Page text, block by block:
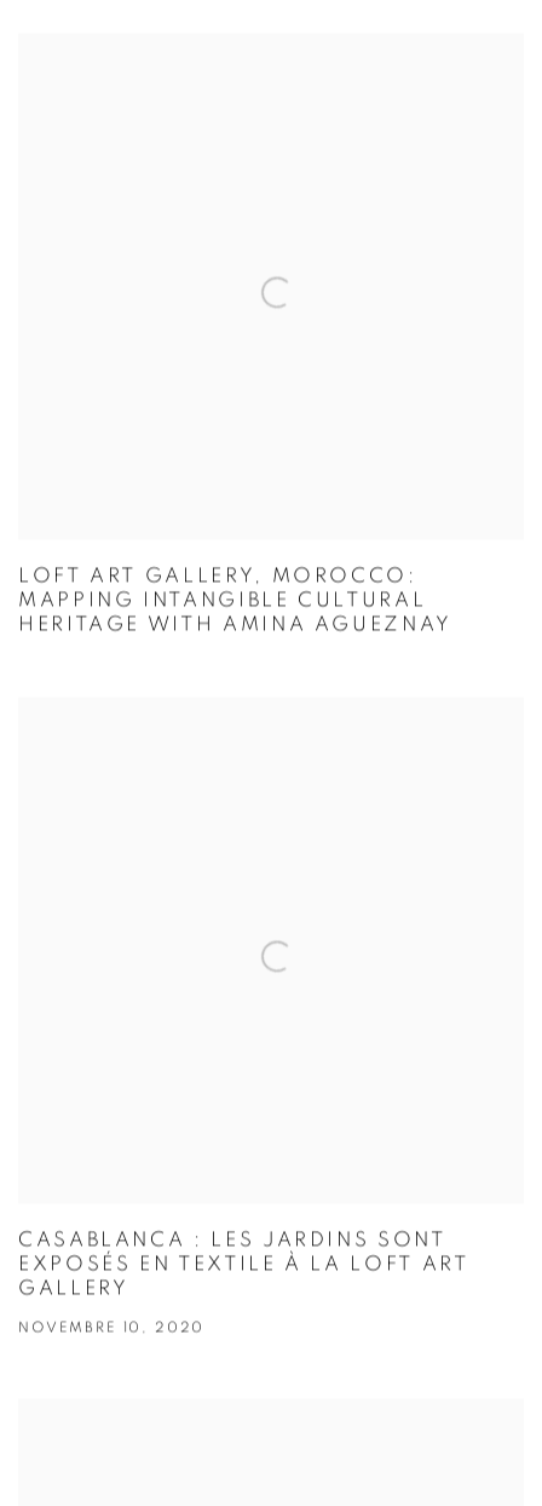
LOFT ART GALLERY, MOROCCO:
MAPPING INTANGIBLE CULTURAL
HERITAGE WITH AMINA AGUEZNAY
CASABLANCA : LES JARDINS SONT
EXPOSÉS EN TEXTILE À LA LOFT ART
GALLERY
NOVEMBRE 10, 2020